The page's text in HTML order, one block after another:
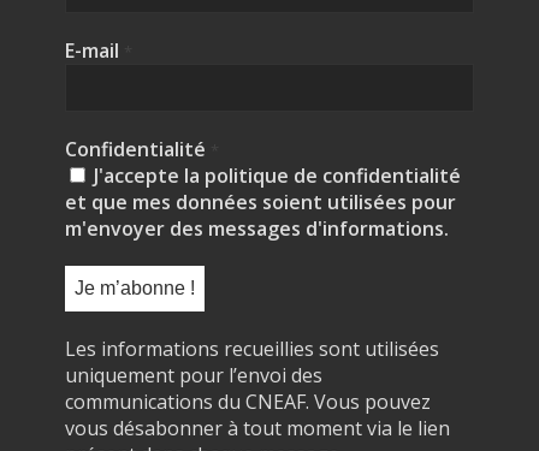
E-mail
Confidentialité
J'accepte la politique de confidentialité
et que mes données soient utilisées pour
m'envoyer des messages d'informations.
Les informations recueillies sont utilisées
uniquement pour l’envoi des
communications du CNEAF. Vous pouvez
vous désabonner à tout moment via le lien